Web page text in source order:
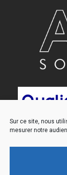
Sur ce site, nous
mesurer notre